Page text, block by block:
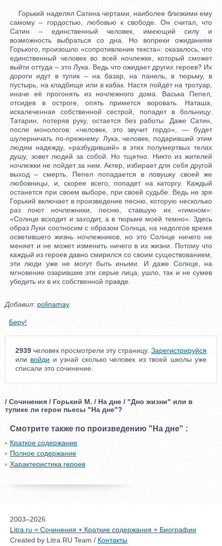
Горький наделял Сатина чертами, наиболее близкими ему
самому – гордостью, любовью к свободе. Он считал, что
Сатин – единственный человек, имеющий силу и
возможность выбраться со дна. Но вопреки ожиданиям
Горького, произошло «сопротивление текста»: оказалось, что
единственный человек во всей ночлежке, который сможет
выйти оттуда – это Лука. Ведь что ожидает других героев? Их
дороги идут в тупик – на базар, на панель, в тюрьму, в
пустырь, на кладбище или в кабак. Настя пойдёт на тротуар,
иначе её прогонять из ночлежного дома. Васька Пепел,
отсидев в остроге, опять примется воровать. Наташа,
искалеченная собственной сестрой, попадет в больницу.
Татарин, потеряв руку, остается без работы. Даже Сатин,
после монологов: «человек, это звучит гордо», — будет
шулерничать по-прежнему. Лука, человек, подаривший этим
людям надежду, «разбудивший» в этих полумертвых телах
душу, зовет людей за собой. Но тщетно. Никто из жителей
ночлежки не пойдет за ним. Актер, избирает для себя другой
выход – смерть. Пепел попадается в ловушку своей же
любовницы, и, скорее всего, попадет на каторгу. Каждый
останется при своем выборе, при своей судьбе. Ведь не зря
Горький включает в произведение песню, которую несколько
раз поют ночлежники, песню, ставшую их «гимном»:
«Солнце всходит и заходит, а в тюрьме моей темно». Здесь
образ Луки соотносим с образом Солнца, на недолгое время
осветившего жизнь ночлежников, но это Солнце ничего не
меняет и не может изменить ничего в их жизни. Потому что
каждый из героев давно смирился со своим существованием,
эти люди уже не могут быть иными. И даже Солнце, на
мгновение озарившие эти серые лица, ушло, так и не сумев
убедить их в их собственной правде.
Добавил: polinamay
Беру!
2939 человек просмотрели эту страницу. Зарегистрируйся
или войди и узнай сколько человек из твоей школы уже
списали это сочинение.
/ Сочинения / Горький М. / На дне / "Дно жизни" или в
тупике ли герои пьесы "На дне"?
Смотрите также по произведению "На дне" :
Краткое содержание
Полное содержание
Характеристика героев
2003–2026
Litra.ru = Сочинения + Краткие содержания + Биографии
Created by Litra.RU Team / Контакты